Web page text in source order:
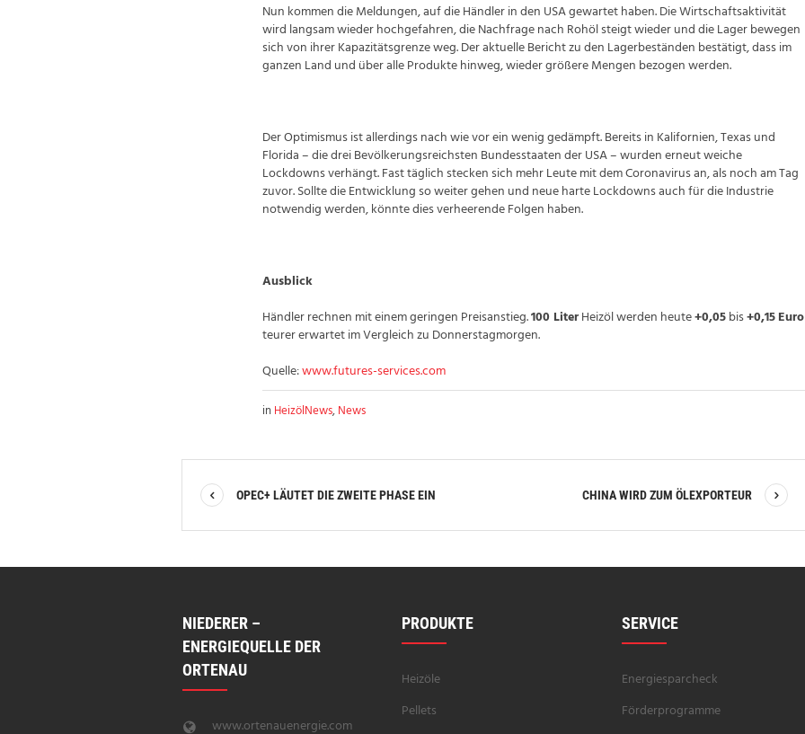
Nun kommen die Meldungen, auf die Händler in den USA gewartet haben. Die Wirtschaftsaktivität
wird langsam wieder hochgefahren, die Nachfrage nach Rohöl steigt wieder und die Lager bewegen
sich von ihrer Kapazitätsgrenze weg. Der aktuelle Bericht zu den Lagerbeständen bestätigt, dass im
ganzen Land und über alle Produkte hinweg, wieder größere Mengen bezogen werden.
Der Optimismus ist allerdings nach wie vor ein wenig gedämpft. Bereits in Kalifornien, Texas und
Florida – die drei Bevölkerungsreichsten Bundesstaaten der USA – wurden erneut weiche
Lockdowns verhängt. Fast täglich stecken sich mehr Leute mit dem Coronavirus an, als noch am Tag
zuvor. Sollte die Entwicklung so weiter gehen und neue harte Lockdowns auch für die Industrie
notwendig werden, könnte dies verheerende Folgen haben.
Ausblick
Händler rechnen mit einem geringen Preisanstieg.100 LiterHeizöl werden heute+0,05bis+0,15Euro
teurer erwartet im Vergleich zu Donnerstagmorgen.
Quelle:www.futures-services.com
inHeizölNews,News
OPEC+ LÄUTET DIE ZWEITE PHASE EIN CHINA WIRD ZUM ÖLEXPORTEUR
NIEDERER –
ENERGIEQUELLE DER
ORTENAU
www.ortenauenergie.com
PRODUKTE
Heizöle
Pellets
SERVICE
Energiesparcheck
Förderprogramme